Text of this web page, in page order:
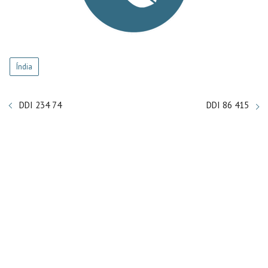
Índia
DDI 234 74 DDI 86 415